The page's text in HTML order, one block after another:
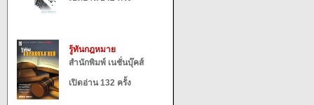
รู้ทันกฎหมาย
สำนักพิมพ์ เนชั่นบุ๊คส์
เปิดอ่าน 132 ครั้ง